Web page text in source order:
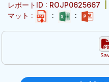
レポートID : ROJP0625667
マット :
: :